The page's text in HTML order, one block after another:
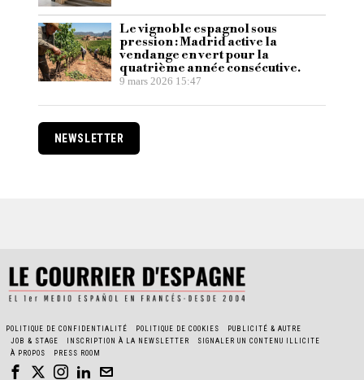
Le vignoble espagnol sous
pression : Madrid active la
vendange en vert pour la
quatrième année consécutive.
9 mars 2026 15:47
NEWSLETTER
POLITIQUE DE CONFIDENTIALITÉ POLITIQUE DE COOKIES
PUBLICITÉ & AUTRE
JOB & STAGE
INSCRIPTION À LA NEWSLETTER
SIGNALER UN CONTENU ILLICITE
À PROPOS
PRESS ROOM